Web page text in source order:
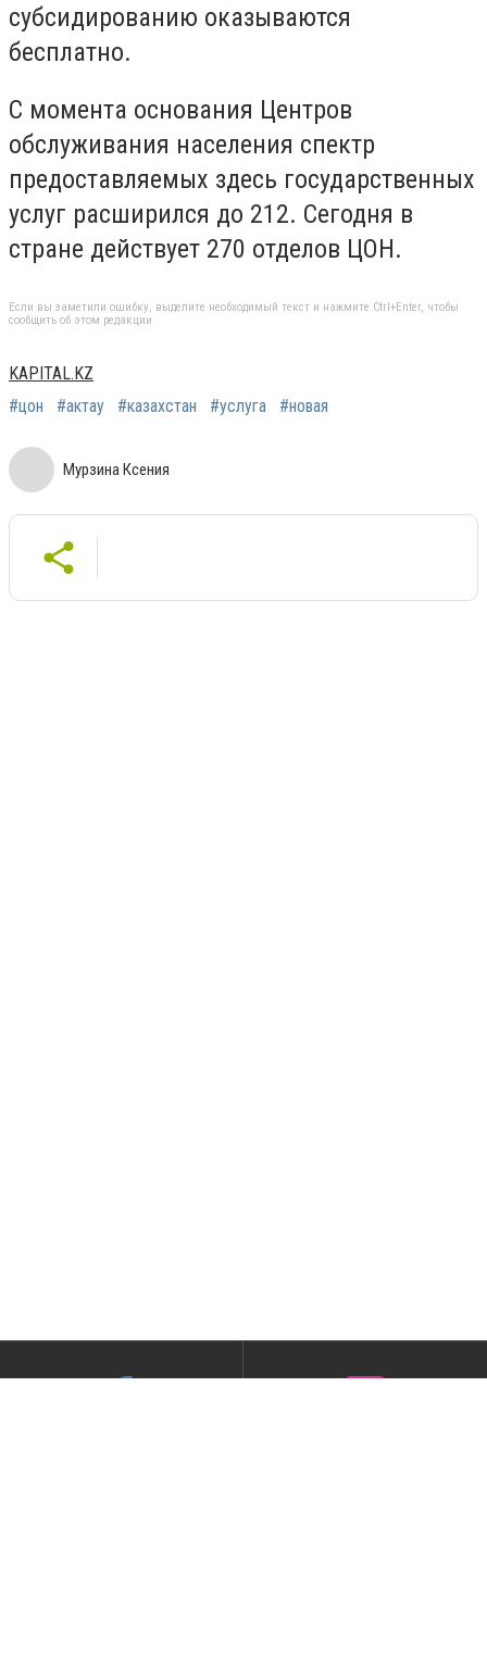
субсидированию оказываются
бесплатно.
С момента основания Центров
обслуживания населения спектр
предоставляемых здесь государственных
услуг расширился до 212. Сегодня в
стране действует 270 отделов ЦОН.
Если вы заметили ошибку, выделите необходимый текст и нажмите Ctrl+Enter, чтобы
сообщить об этом редакции
KAPITAL.KZ
#цон
#актау #казахстан #услуга #новая
Мурзина Ксения